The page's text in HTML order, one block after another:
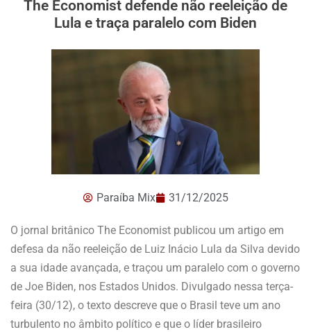
The Economist defende não reeleição de
Lula e traça paralelo com Biden
Paraíba Mix 31/12/2025
O jornal britânico The Economist publicou um artigo em
defesa da não reeleição de Luiz Inácio Lula da Silva devido
a sua idade avançada, e traçou um paralelo com o governo
de Joe Biden, nos Estados Unidos. Divulgado nessa terça-
feira (30/12), o texto descreve que o Brasil teve um ano
turbulento no âmbito político e que o líder brasileiro